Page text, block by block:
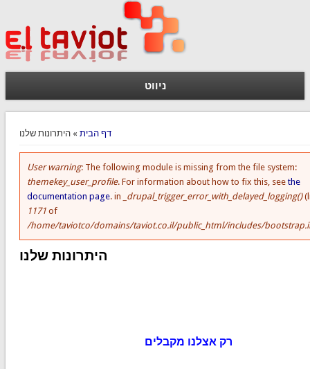
ניווט
הינך נמצא כאן
דף הבית » היתרונות שלנו
הודעת שגיאה
User warning: The following module is missing from the file system:
themekey_user_profile. For information about how to fix this, seethe
documentation page. in _drupal_trigger_error_with_delayed_logging()
1171of
/home/taviotco/domains/taviot.co.il/public_html/includes/
היתרונות שלנו
רק אצלנו מקבלים